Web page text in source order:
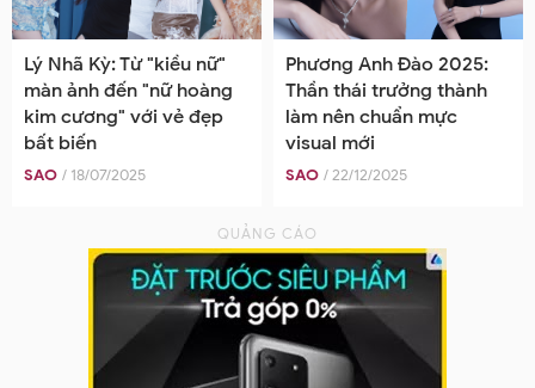
Lý Nhã Kỳ: Từ "kiều nữ"
màn ảnh đến "nữ hoàng
kim cương" với vẻ đẹp
bất biến
SAO / 18/07/2025
Phương Anh Đào 2025:
Thần thái trưởng thành
làm nên chuẩn mực
visual mới
SAO / 22/12/2025